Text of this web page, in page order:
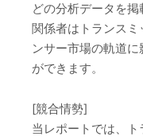
どの分析データを掲
関係者はトランス
ンサー市場の軌道
ができます。
[競合情勢]
当レポートでは、